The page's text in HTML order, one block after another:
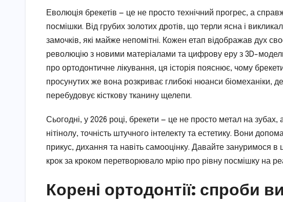
Еволюція брекетів — це не просто технічний прогрес, а
посмішки. Від грубих золотих дротів, що терли ясна і
замочків, які майже непомітні. Кожен етап відображав дух
революцію з новими матеріалами та цифрову еру з 3D-
про ортодонтичне лікування, ця історія пояснює, чому
просунутих же вона розкриває глибокі нюанси біомеханіки,
перебудовує кісткову тканину щелепи.
Сьогодні, у 2026 році, брекети — це не просто метал на
нітінолу, точність штучного інтелекту та естетику. Вони
прикус, дихання та навіть самооцінку. Давайте зануримося
крок за кроком перетворювало мрію про рівну посмішку на
Корені ортодонтії: спроби